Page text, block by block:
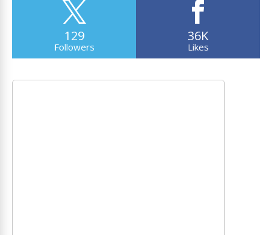
129
Followers
36K
Likes